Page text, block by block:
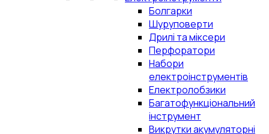
Болгарки
Шуруповерти
Дрилі та міксери
Перфоратори
Набори
електроінструментів
Електролобзики
Багатофункціональний
інструмент
Викрутки акумуляторні